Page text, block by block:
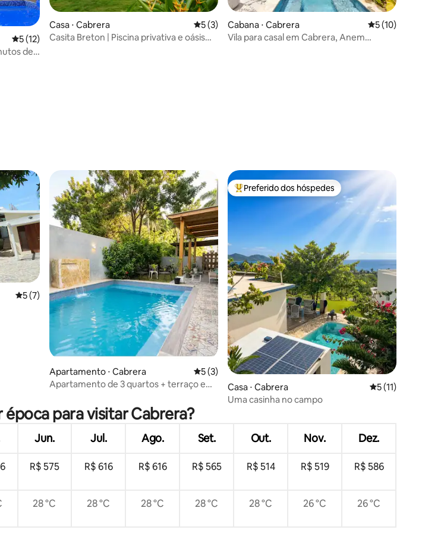
5 de uma avaliação média de 5, 12 avaliações
5 (12)
de
Casa ⋅ Cabrera 5 de uma avaliação média de 5, 3 avaliações
5 (3)
Casita Breton | Piscina privativa e oásis
Cabana ⋅ Cabrera 5 de uma
5 (10)
Vila para casal em Cabrera, Anem
hóspedes
5 de uma avaliação média de 5, 7 avaliações
5 (7)
Apartamento ⋅ Cabrera 5 de uma avaliação média de 5, 3 avaliações
5 (3)
Apartamento de 3 quartos + terraço e
Entre os melhores preferidos dos hóspedes
Preferido dos hóspedes
Casa ⋅ Cabrera 5 de uma
5 (11)
Uma casinha no campo
época para visitar Cabrera?
Jun. Jul. Ago. Set. Out. Nov. Dez.
R$ 575 R$ 616 R$ 616 R$ 565 R$ 514 R$ 519 R$ 586
28 °C 28 °C 28 °C 28 °C 28 °C 26 °C 26 °C